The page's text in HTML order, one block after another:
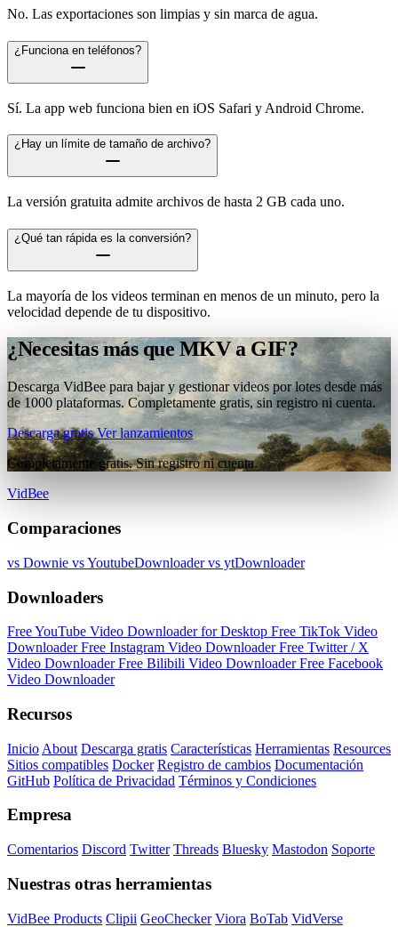
No. Las exportaciones son limpias y sin marca de agua.
¿Funciona en teléfonos?
Sí. La app web funciona bien en iOS Safari y Android Chrome.
¿Hay un límite de tamaño de archivo?
La versión gratuita admite archivos de hasta 2 GB cada uno.
¿Qué tan rápida es la conversión?
La mayoría de los videos terminan en menos de un minuto, pero la
velocidad depende de tu dispositivo.
¿Necesitas más que MKV a GIF?
Descarga VidBee para bajar y gestionar videos por lotes desde más
de 1000 plataformas. Completamente gratis, sin registro ni cuenta.
Descarga gratisVer lanzamientos
Completamente gratis. Sin registro ni cuenta.
VidBee
Comparaciones
vs Downie vs YoutubeDownloadervs ytDownloader
Downloaders
Free YouTube Video Downloader for Desktop Free TikTok Video
DownloaderFree Instagram Video DownloaderFree Twitter / X
Video DownloaderFree Bilibili Video DownloaderFree Facebook
Video Downloader
Recursos
Inicio About Descarga gratis Características Herramientas Resources
Sitios compatibles Docker Registro de cambios Documentación
GitHub Política de Privacidad Términos y Condiciones
Empresa
Comentarios Discord Twitter Threads Bluesky Mastodon Soporte
Nuestras otras herramientas
VidBee Products Clipii GeoChecker Viora BoTab VidVerse